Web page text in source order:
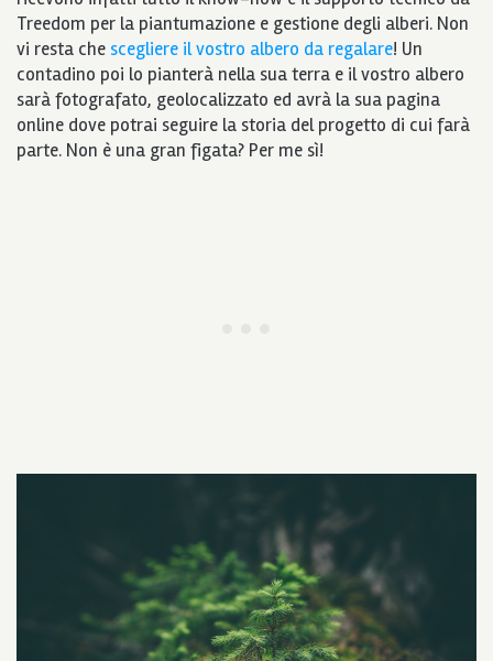
Treedom per la piantumazione e gestione degli alberi. Non
vi resta che scegliere il vostro albero da regalare! Un
contadino poi lo pianterà nella sua terra e il vostro albero
sarà fotografato, geolocalizzato ed avrà la sua pagina
online dove potrai seguire la storia del progetto di cui farà
parte. Non è una gran figata? Per me sì!